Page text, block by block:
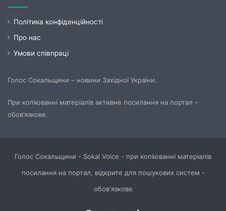
Політика конфіденційності
Про нас
Умови співпраці
Голос Сокальщини – новини Західної України.
При копіюванні матеріалів активне посилання на портал –
обов’язкове.
Голос Сокальщини - Sokal Voice - при копіюванні матеріалів
посилання на портал, відкрите для пошукових систем -
обов'язкове